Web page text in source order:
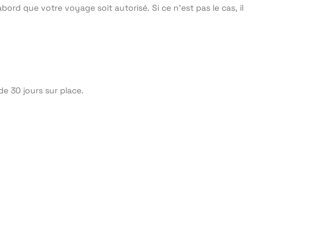
que votre voyage soit autorisé. Si ce n’est pas le cas, il
30 jours sur place.